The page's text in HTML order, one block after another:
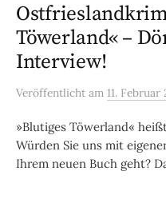
Töwerland« –
Interview!
Veröffentlicht am 11. Februar
»Blutiges Töwerland«
Würden Sie uns mit
Ihrem neuen Buch geht?